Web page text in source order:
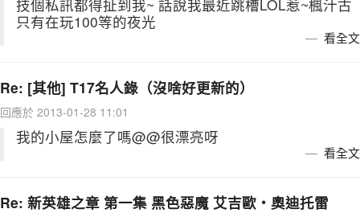
技個私訊都得扯到我~ 話說我最近跳槽LOL惹~楓汁古
只有在玩100等的夜光
看全文
Re: [其他] T17名人錄（沒啥好更新的）
回應於 2013-01-28 11:01
我的小屋怎麼了嗎@@很漂亮呀
看全文
Re: 新英雄之章 第一集 黑色惡魔 艾吉歐‧奧迪托雷